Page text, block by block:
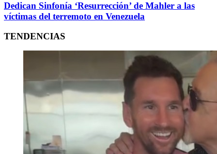
Dedican Sinfonía ‘Resurrección’ de Mahler a las
víctimas del terremoto en Venezuela
TENDENCIAS